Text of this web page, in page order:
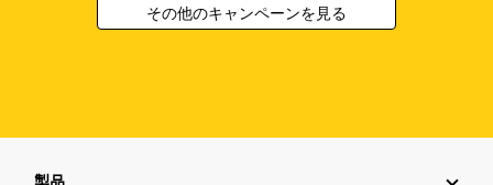
その他のキャンペーンを見る